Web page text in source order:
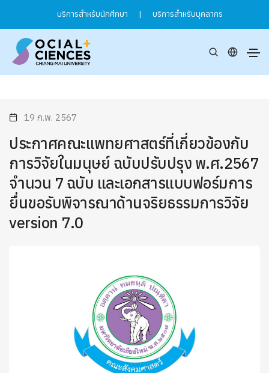
บริการสำหรับนักศึกษา | บริการสำหรับบุคลากร
19 ก.พ. 2567
ประกาศคณะแพทยศาสตร์ที่เกี่ยวข้องกับ
การวิจัยในมนุษย์ ฉบับปรับปรุง พ.ศ.2567
จำนวน 7 ฉบับ และเอกสารแบบฟอร์มการ
ยื่นขอรับพิจารณาด้านจริยธรรมการวิจัย
version 7.0